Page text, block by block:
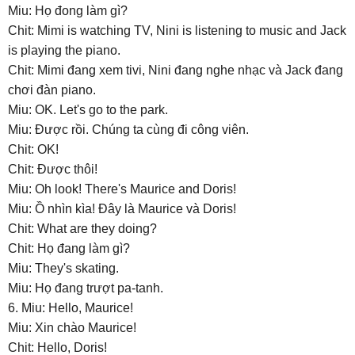
Miu: Họ đong làm gì?
Chit: Mimi is watching TV, Nini is listening to music and Jack
is playing the piano.
Chit: Mimi đang xem tivi, Nini đang nghe nhạc và Jack đang
chơi đàn piano.
Miu: OK. Let's go to the park.
Miu: Được rồi. Chúng ta cùng đi công viên.
Chit: OK!
Chit: Được thôi!
Miu: Oh look! There's Maurice and Doris!
Miu: Ồ nhìn kìa! Đây là Maurice và Doris!
Chit: What are they doing?
Chit: Họ đang làm gì?
Miu: They's skating.
Miu: Họ đang trượt pa-tanh.
6. Miu: Hello, Maurice!
Miu: Xin chào Maurice!
Chit: Hello, Doris!